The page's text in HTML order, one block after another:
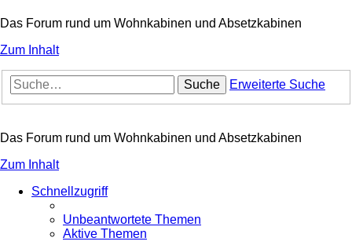
Das Forum rund um Wohnkabinen und Absetzkabinen
Zum Inhalt
Suche Erweiterte Suche
Das Forum rund um Wohnkabinen und Absetzkabinen
Zum Inhalt
Schnellzugriff
Unbeantwortete Themen
Aktive Themen